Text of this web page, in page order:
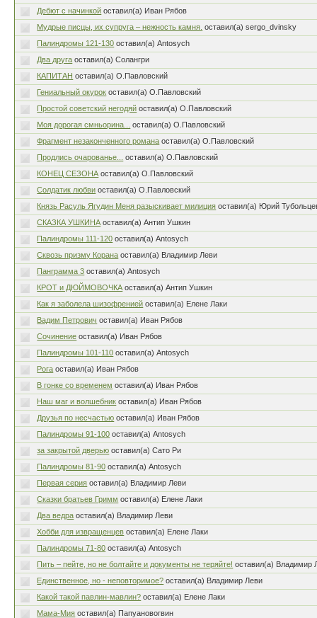
Дебют с начинкой оставил(а) Иван Рябов
Мудрые писцы, их супруга – нежность камня. оставил(а) sergo_dvinsky
Палиндромы 121-130 оставил(а) Antosych
Два друга оставил(а) Солангри
КАПИТАН оставил(а) О.Павловский
Гениальный окурок оставил(а) О.Павловский
Простой советский негодяй оставил(а) О.Павловский
Моя дорогая смньорина...
оставил(а) О.Павловский
Фрагмент незаконченного романа оставил(а) О.Павловский
Продлись очарованье...
оставил(а) О.Павловский
КОНЕЦ СЕЗОНА оставил(а) О.Павловский
Солдатик любви оставил(а) О.Павловский
Князь Расуль Ягудин Меня разыскивает милиция оставил(а) Юрий
СКАЗКА УШКИНА оставил(а) Антип Ушкин
Палиндромы 111-120 оставил(а) Antosych
Сквозь призму Корана оставил(а) Владимир Леви
Панграмма 3 оставил(а) Antosych
КРОТ и ДЮЙМОВОЧКА оставил(а) Антип Ушкин
Как я заболела шизофренией оставил(а) Елене Лаки
Вадим Петрович оставил(а) Иван Рябов
Сочинение оставил(а) Иван Рябов
Палиндромы 101-110 оставил(а) Antosych
Рога оставил(а) Иван Рябов
В гонке со временем оставил(а) Иван Рябов
Наш маг и волшебник оставил(а) Иван Рябов
Друзья по несчастью оставил(а) Иван Рябов
Палиндромы 91-100 оставил(а) Antosych
за закрытой дверью оставил(а) Сато Ри
Палиндромы 81-90 оставил(а) Antosych
Первая серия оставил(а) Владимир Леви
Сказки братьев Гримм оставил(а) Елене Лаки
Два ведра оставил(а) Владимир Леви
Хобби для извращенцев оставил(а) Елене Лаки
Палиндромы 71-80 оставил(а) Antosych
Пить – пейте, но не болтайте и документы не теряйте! оставил(а) Владимир
Единственное, но - неповторимое? оставил(а) Владимир Леви
Какой такой павлин-мавлин? оставил(а) Елене Лаки
Мама-Мия оставил(а) Папуановогвин